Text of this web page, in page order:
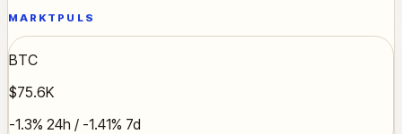
MARKTPULS
BTC
$75.6K
-1.3% 24h / -1.41% 7d